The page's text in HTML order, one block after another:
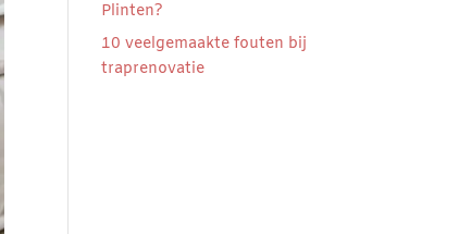
Plinten?
10 veelgemaakte fouten bij
traprenovatie